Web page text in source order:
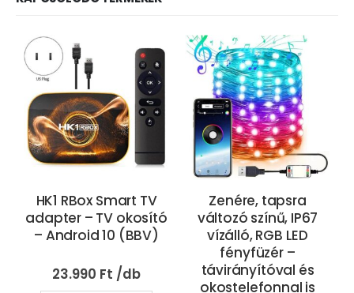
HK1 RBox Smart TV
adapter – TV okosító
– Android 10 (BBV)
23.990 Ft
Zenére, tapsra
változó színű, IP67
vízálló, RGB LED
fényfüzér –
távirányítóval és
okostelefonnal is